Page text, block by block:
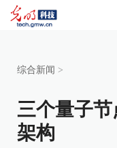
综合新闻 >
三个量子
架构